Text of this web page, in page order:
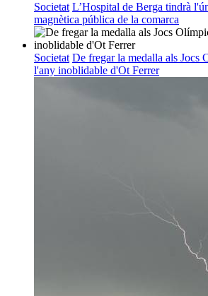
Societat L’Hospital de Berga tindrà
magnètica pública de la comarca
Societat De fregar la medalla als Jocs
l'any inoblidable d'Ot Ferrer